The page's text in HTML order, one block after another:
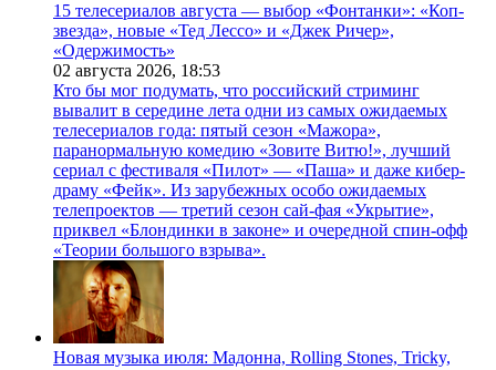
15 телесериалов августа — выбор «Фонтанки»: «Коп-
звезда», новые «Тед Лессо» и «Джек Ричер»,
«Одержимость»
02 августа 2026, 18:53
Кто бы мог подумать, что российский стриминг
вывалит в середине лета одни из самых ожидаемых
телесериалов года: пятый сезон «Мажора»,
паранормальную комедию «Зовите Витю!», лучший
сериал с фестиваля «Пилот» — «Паша» и даже кибер-
драму «Фейк». Из зарубежных особо ожидаемых
телепроектов — третий сезон сай-фая «Укрытие»,
приквел «Блондинки в законе» и очередной спин-офф
«Теории большого взрыва».
Новая музыка июля: Мадонна, Rolling Stones, Tricky,